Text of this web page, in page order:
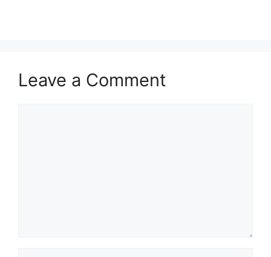
Leave a Comment